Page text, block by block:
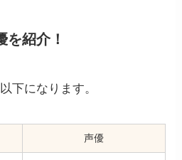
を紹介！
下になります。
声優